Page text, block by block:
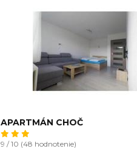
APARTMÁN CHOČ
9 / 10 (48 hodnotenie)